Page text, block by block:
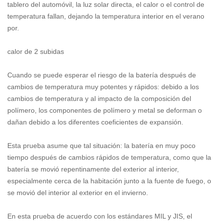
tablero del automóvil, la luz solar directa, el calor o el control de
temperatura fallan, dejando la temperatura interior en el verano
por.
calor de 2 subidas
Cuando se puede esperar el riesgo de la batería después de
cambios de temperatura muy potentes y rápidos: debido a los
cambios de temperatura y al impacto de la composición del
polímero, los componentes de polímero y metal se deforman o
dañan debido a los diferentes coeficientes de expansión.
Esta prueba asume que tal situación: la batería en muy poco
tiempo después de cambios rápidos de temperatura, como que la
batería se movió repentinamente del exterior al interior,
especialmente cerca de la habitación junto a la fuente de fuego, o
se movió del interior al exterior en el invierno.
En esta prueba de acuerdo con los estándares MIL y JIS, el